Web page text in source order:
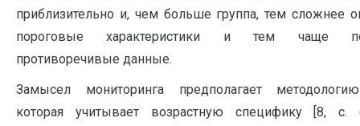
приблизительно и, чем больше группа, тем сложнее
пороговые характеристики и тем чаще
противоречивые данные.
Замысел мониторинга предполагает
которая учитывает возрастную специфику [8, с.